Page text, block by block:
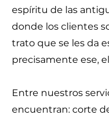
espíritu de las
donde los clientes
trato que se les da
precisamente ese,
Entre nuestros
encuentran: corte